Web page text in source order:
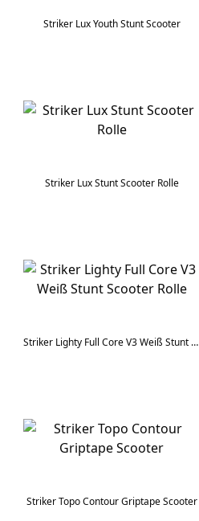
Striker Lux Youth Stunt Scooter
Striker Lux Stunt Scooter Rolle
Striker Lighty Full Core V3 Weiß Stunt Scooter Rolle
Striker Topo Contour Griptape Scooter